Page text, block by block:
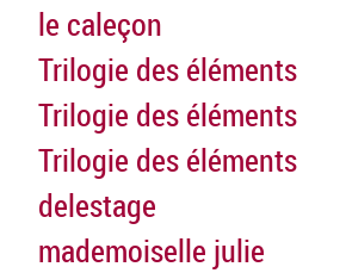
le caleçon
Trilogie des éléments
Trilogie des éléments
Trilogie des éléments
delestage
mademoiselle julie